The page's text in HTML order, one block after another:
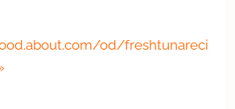
od/freshtunareci